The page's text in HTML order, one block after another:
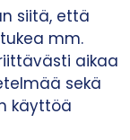
siitä, että
mm.
aikaa
sekä
käyttöä